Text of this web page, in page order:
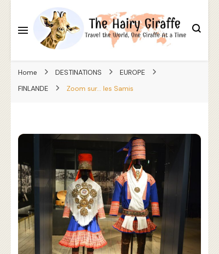
The Hairy Giraffe
Home
DESTINATIONS
EUROPE
FINLANDE
Zoom sur… les Samis